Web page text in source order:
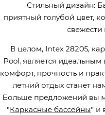
Стильный дизайн:
приятный голубой цвет,
В целом, Intex 28205,
Pool, является идеальным
комфорт, прочность и
летний отдых станет
Больше предложений вы
"Каркасные бассейны" и